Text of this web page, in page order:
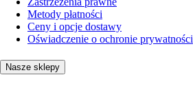
Metody płatności
Ceny i opcje dostawy
Oświadczenie o ochronie prywatności
Nasze sklepy